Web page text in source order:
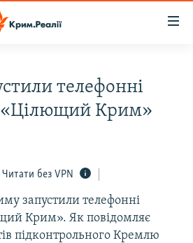
телефонні
«Цілющий Крим»
Читати без VPN
запустили телефонні
Крим». Як повідомляє
підконтрольного Кремлю